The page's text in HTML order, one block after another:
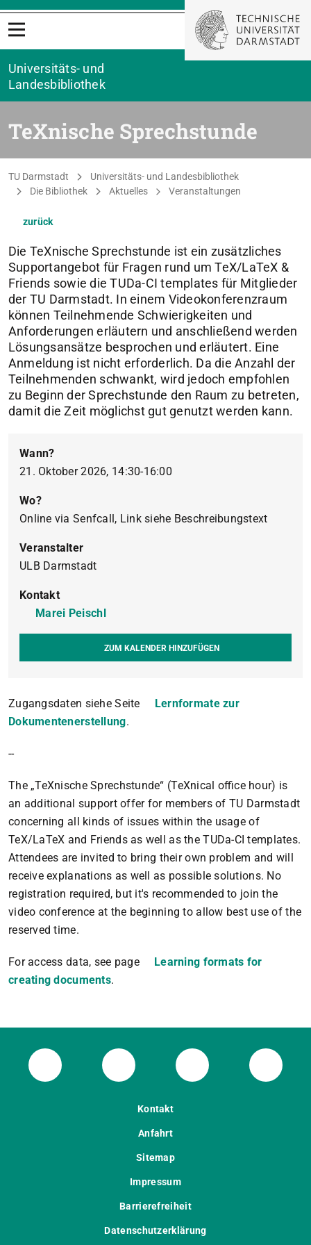
Menü öffnen
Universitäts- und
Landesbibliothek
TeXnische Sprechstunde
Sie befinden sich hier:
TU Darmstadt
Universitäts- und Landesbibliothek
Die Bibliothek
Aktuelles Veranstaltungen
zurück
Die TeXnische Sprechstunde ist ein zusätzliches
Supportangebot für Fragen rund um TeX/LaTeX &
Friends sowie die TUDa-CI templates für Mitglieder
der TU Darmstadt. In einem Videokonferenzraum
können Teilnehmende Schwierigkeiten und
Anforderungen erläutern und anschließend werden
Lösungsansätze besprochen und erläutert. Eine
Anmeldung ist nicht erforderlich. Da die Anzahl der
Teilnehmenden schwankt, wird jedoch empfohlen
zu Beginn der Sprechstunde den Raum zu betreten,
damit die Zeit möglichst gut genutzt werden kann.
Wann?
21. Oktober 2026, 14:30-16:00
Wo?
Online via Senfcall, Link siehe Beschreibungstext
Veranstalter
ULB Darmstadt
Kontakt
Marei Peischl
ZUM KALENDER HINZUFÜGEN
Zugangsdaten siehe Seite
Lernformate zur
Dokumentenerstellung.
--
The „TeXnische Sprechstunde“ (TeXnical office hour) is
an additional support offer for members of TU Darmstadt
concerning all kinds of issues within the usage of
TeX/LaTeX and Friends as well as the TUDa-CI templates.
Attendees are invited to bring their own problem and will
receive explanations as well as possible solutions. No
registration required, but it's recommended to join the
video conference at the beginning to allow best use of the
reserved time.
For access data, see page
Learning formats for
creating documents.
ULB Bluesky ULB FacebookULB InstagramULB
Kontakt
Anfahrt
Sitemap
Impressum
Barrierefreiheit
Datenschutzerklärung